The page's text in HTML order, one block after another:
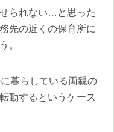
られない…と思った
先の近くの保育所に
。
暮らしている両親の
勤するというケース